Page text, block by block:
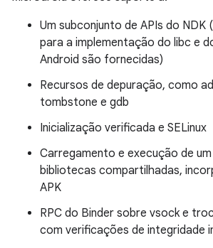
Um subconjunto de APIs do NDK
para a implementação do libc e
Android são fornecidas)
Recursos de depuração, como
tombstone e gdb
Inicialização verificada e SELinux
Carregamento e execução de
bibliotecas compartilhadas,
APK
RPC do Binder sobre vsock e
com verificações de integridade